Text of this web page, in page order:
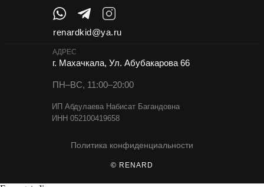
© RENARD
Политика конфиденциальности
renardkid@ya.ru
АДРЕС
г. Махачкала, Ул. Абубакарова 66
ПН–ВС, 11:00–20:00
ИП Абдулаева Набисат Багандовна
ИНН 052100419658